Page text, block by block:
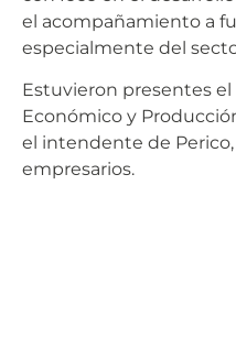
el acompañamiento a
especialmente del
Estuvieron presentes
Económico y
el intendente de Perico,
empresarios.